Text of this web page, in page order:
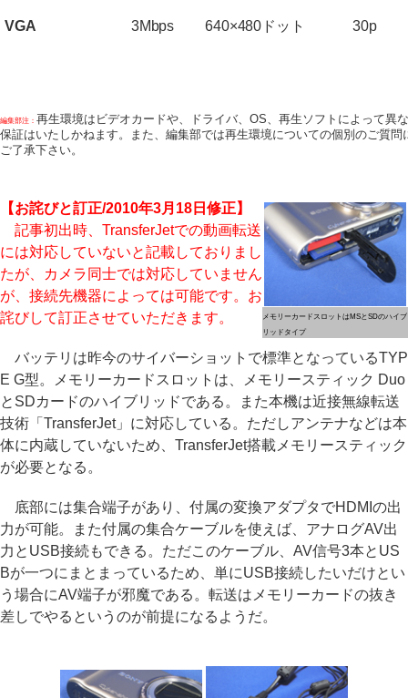
VGA 3Mbps 640×480ドット 30p
編集部注： 再生環境はビデオカードや、ドライバ、OS、再生ソフトによって異
保証はいたしかねます。また、編集部では再生環境についての個別のご質
ご了承下さい。
メモリーカードスロットはMSとSDのハイブ
リッドタイプ
【お詫びと訂正/2010年3月18日修正】
記事初出時、TransferJetでの動画転送
には対応していないと記載しておりまし
たが、カメラ同士では対応していません
が、接続先機器によっては可能です。お
詫びして訂正させていただきます。
バッテリは昨今のサイバーショットで標準となっているTYP
E G型。メモリーカードスロットは、メモリースティック Duo
とSDカードのハイブリッドである。また本機は近接無線転送
技術「TransferJet」に対応している。ただしアンテナなどは本
体に内蔵していないため、TransferJet搭載メモリースティック
が必要となる。
底部には集合端子があり、付属の変換アダプタでHDMIの出
力が可能。また付属の集合ケーブルを使えば、アナログAV出
力とUSB接続もできる。ただこのケーブル、AV信号3本とUS
Bが一つにまとまっているため、単にUSB接続したいだけとい
う場合にAV端子が邪魔である。転送はメモリーカードの抜き
差しでやるというのが前提になるようだ。